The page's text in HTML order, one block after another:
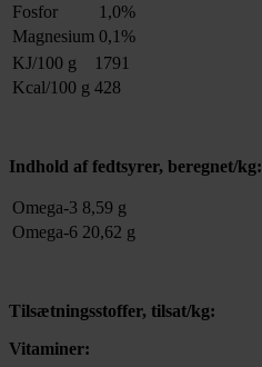
Fosfor
1,0%
Magnesium 0,1%
KJ/100 g
1791
Kcal/100 g 428
Indhold af fedtsyrer, beregnet/kg:
Omega-3 8,59 g
Omega-6 20,62 g
Tilsætningsstoffer, tilsat/kg:
Vitaminer: